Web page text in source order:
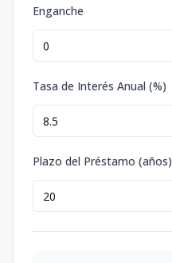
Enganche
Tasa de Interés Anual (%)
Plazo del Préstamo (años)